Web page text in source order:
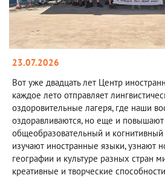
23.07.2026
Вот уже двадцать лет Центр
каждое лето отправляет
оздоровительные лагеря, где наши
оздоравливаются, но еще и повышают
общеобразовательный и
изучают иностранные языки, узнают
географии и культуре разных стран
креативные и творческие